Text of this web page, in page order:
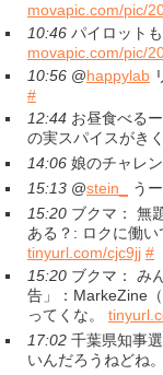
movapic.com/pic/
10:46 パイロット
movapic.com/pic/
10:56 @happylab
#
12:44 お昼食べる
の実スパイスがき
14:06 娘のチャレ
15:13 @stein_ う
15:20 ブクマ： 無
ある？: ロクに働い
tinyurl.com/cjc9jj #
15:20 ブクマ： み
告」：MarkeZine
ってくな。
17:02 千葉県知事
いんだろうねどね。